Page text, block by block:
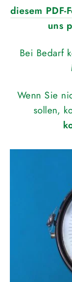
diesem PDF-
uns
Bei Bedarf
Wenn Sie
sollen,